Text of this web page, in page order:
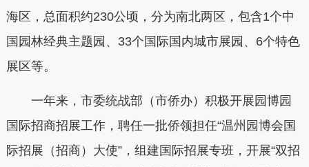
海区，总面积约230公顷，分为南北两区，包含1个中
国园林经典主题园、33个国际国内城市展园、6个特色
展区等。
一年来，市委统战部（市侨办）积极开展园博园
国际招商招展工作，聘任一批侨领担任“温州园博会国
际招展（招商）大使”，组建国际招展专班，开展“双招